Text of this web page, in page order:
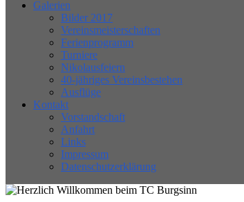
Galerien
Bilder 2017
Vereinsmeisterschaften
Ferienprogramm
Turniere
Nikolausfeiern
40-jähriges Vereinsbestehen
Ausflüge
Kontakt
Vorstandschaft
Anfahrt
Links
Impressum
Datenschutzerklärung